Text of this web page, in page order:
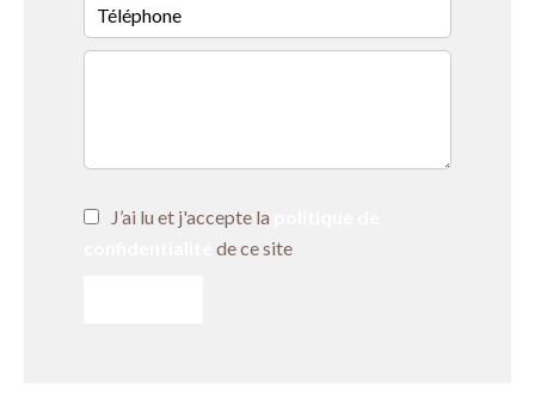
J’ai lu et j'accepte la
de ce site